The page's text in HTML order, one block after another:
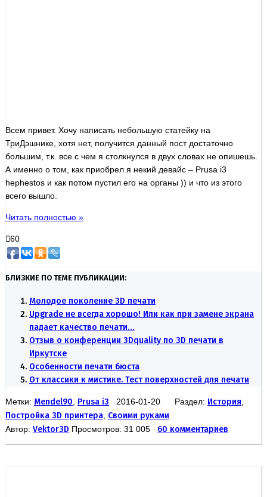
Всем привет. Хочу написать небольшую статейку на
ТриДэшнике, хотя нет, получится данный пост достаточно
большим, т.к. все с чем я столкнулся в двух словах не опишешь.
А именно о том, как приобрел я некий девайс – Prusa i3
hephestos и как потом пустил его на органы )) и что из этого
всего вышло.
Читать полностью »
60
БЛИЗКИЕ ПО ТЕМЕ ПУБЛИКАЦИИ:
Молодое поколение 3D печати
Upgrade не всегда хорошо! Или как при замене экрана
падает качество печати…
Отзыв о конференции 3Dquality по 3D печати в
Иркутске
Особенности печати бюста
От классики к мистике. Тест поверхностей для печати
Метки: Mendel90 Prusa i3 2016-01-20 Раздел: История
Постройка 3D принтера Своими руками
Автор: Vektor3D Просмотров: 31 005 60 комментариев